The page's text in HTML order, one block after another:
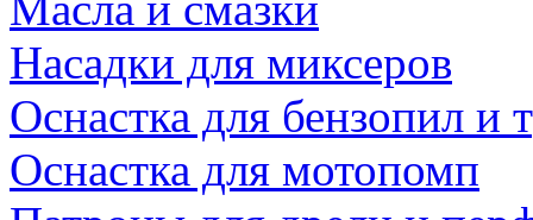
Насадки для миксеров
Оснастка для бензопил и
Оснастка для мотопомп